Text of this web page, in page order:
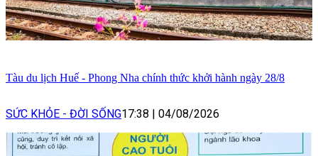
Tàu du lịch Huế - Phong Nha chính thức khởi hành ngày 28/8
SỨC KHỎE - ĐỜI SỐNG17:38 04/08/2026